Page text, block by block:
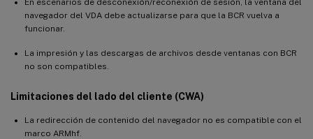
En escenarios de desconexión/reconexión de sesión, la ventana del
navegador del VDA debe actualizarse para que la BCR vuelva a
funcionar.
La impresión y las descargas de archivos desde ventanas con BCR
no son compatibles.
Limitaciones del lado del cliente (CWA)
La redirección de contenido del navegador no es compatible con el
marco ARMhf.